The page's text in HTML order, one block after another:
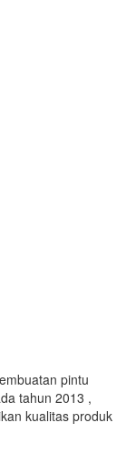
pintu
tahun 2013 ,
kualitas produk